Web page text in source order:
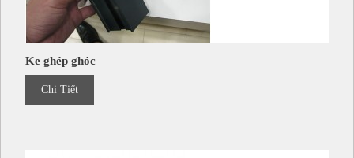
Ke ghép ghóc
Chi Tiết